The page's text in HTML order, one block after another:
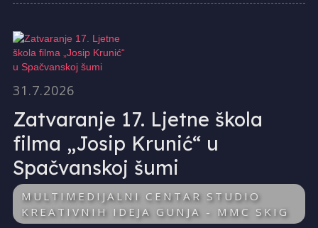
31.7.2026
Zatvaranje 17. Ljetne škola
filma „Josip Krunić“ u
Spačvanskoj šumi
MULTIMEDIJALNI CENTAR STUDIO
KREATIVNIH IDEJA GUNJA - MMC SKIG